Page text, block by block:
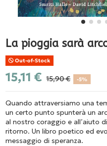
La pioggia sarà
Out-of-Stock
15,11 € 15,90 € -5%
Quando attraversiamo una
un certo punto spunterà un
al nostro coraggio e all’aiuto
ritorno. Un libro poetico ed
messaggio di speranza.